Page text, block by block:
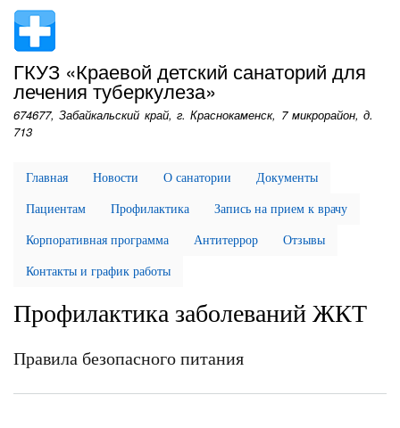
содержанию
ГКУЗ «Краевой детский санаторий для
лечения туберкулеза»
674677, Забайкальский край, г. Краснокаменск, 7 микрорайон, д.
713
Главная Новости О санатории
Документы
Пациентам
Профилактика
Запись на прием к врачу
Корпоративная программа
Антитеррор
Отзывы
Контакты и график работы
Профилактика заболеваний ЖКТ
Правила безопасного питания